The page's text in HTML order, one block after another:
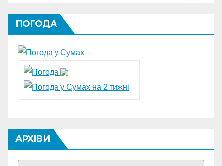
ПОГОДА
АРХІВИ